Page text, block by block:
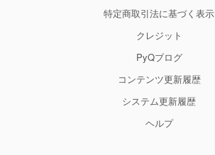
特定商取引法に基づく表示
クレジット
PyQブログ
コンテンツ更新履歴
システム更新履歴
ヘルプ